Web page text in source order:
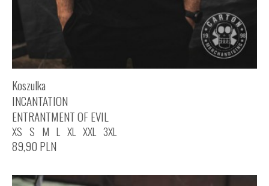
Koszulka
INCANTATION
ENTRANTMENT OF EVIL
XS S M L XL XXL 3XL
89,90 PLN